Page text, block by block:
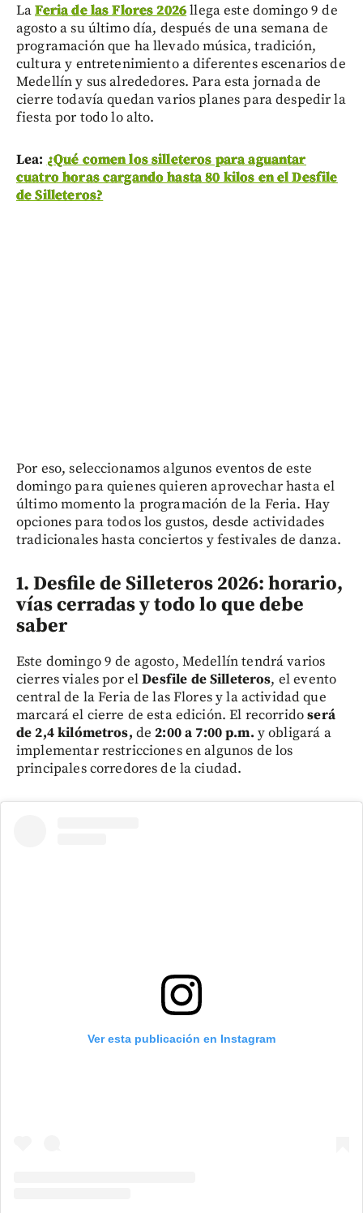
LaFeria de las Flores 2026llega este domingo 9 de
agosto a su último día, después de una semana de
programación que ha llevado música, tradición,
cultura y entretenimiento a diferentes escenarios de
Medellín y sus alrededores. Para esta jornada de
cierre todavía quedan varios planes para despedir la
fiesta por todo lo alto.
Lea: ¿Qué comen los silleteros para aguantar
cuatro horas cargando hasta 80 kilos en el Desfile
de Silleteros?
Por eso, seleccionamos algunos eventos de este
domingo para quienes quieren aprovechar hasta el
último momento la programación de la Feria. Hay
opciones para todos los gustos, desde actividades
tradicionales hasta conciertos y festivales de danza.
1. Desfile de Silleteros 2026: horario,
vías cerradas y todo lo que debe
saber
Este domingo 9 de agosto, Medellín tendrá varios
cierres viales por elDesfile de Silleteros, el evento
central de la Feria de las Flores y la actividad que
marcará el cierre de esta edición. El recorridoserá
de 2,4 kilómetros, de2:00 a 7:00 p.m. y obligará a
implementar restricciones en algunos de los
principales corredores de la ciudad.
Ver esta publicación en Instagram